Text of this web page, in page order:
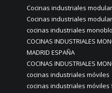
Cocinas industriales
Cocinas industriales
cocinas industriales
COCINAS INDUSTRIALES
MADRID ESPAÑA
COCINAS INDUSTRIALES
cocinas industriales móviles
cocinas industriales móviles